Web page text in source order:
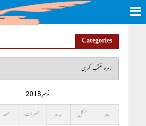
Categories
نومبر 2018
پیر
منگل بدھ جمعرات جمعہ